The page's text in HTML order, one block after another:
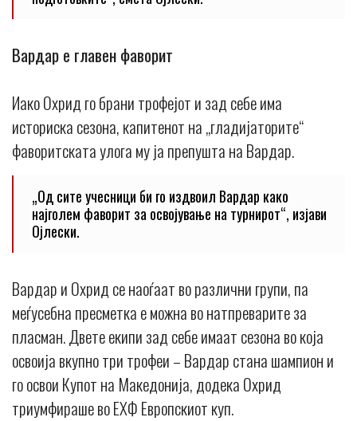
Вардар е главен фаворит
Иако Охрид го брани трофејот и зад себе има
историска сезона, капитенот на „гладијаторите“
фаворитската улога му ја препушта на Вардар.
„Од сите учесници би го издвоил Вардар како
најголем фаворит за освојување на турнирот“, изјави
Ојлески.
Вардар и Охрид се наоѓаат во различни групи, па
меѓусебна пресметка е можна во натпреварите за
пласман. Двете екипи зад себе имаат сезона во која
освоија вкупно три трофеи – Вардар стана шампион и
го освои Купот на Македонија, додека Охрид
триумфираше во ЕХФ Европскиот куп.